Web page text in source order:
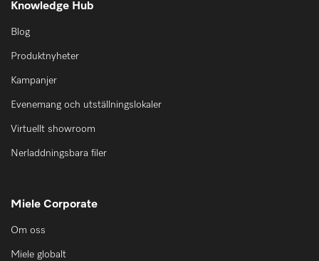
Knowledge Hub
Blog
Produktnyheter
Kampanjer
Evenemang och utställningslokaler
Virtuellt showroom
Nerladdningsbara filer
Miele Corporate
Om oss
Miele globalt